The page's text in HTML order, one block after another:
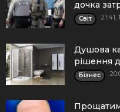
дочка
Cвіт 21:41,
Душова
рішення
Бізнес